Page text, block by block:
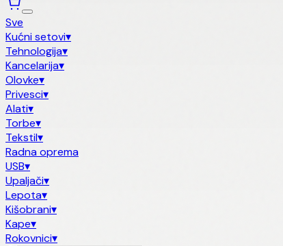
Sve
Kućni setovi▾
Tehnologija▾
Kancelarija▾
Olovke▾
Privesci▾
Alati▾
Torbe▾
Tekstil▾
Radna oprema
USB▾
Upaljači▾
Lepota▾
Kišobrani▾
Kape▾
Rokovnici▾